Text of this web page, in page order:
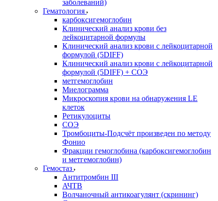
заболеваний)
Гематология
карбоксигемоглобин
Клинический анализ крови без
лейкоцитарной формулы
Клинический анализ крови с лейкоцитарной
формулой (5DIFF)
Клинический анализ крови с лейкоцитарной
формулой (5DIFF) + СОЭ
метгемоглобин
Миелограмма
Микроскопия крови на обнаружения LE
клеток
Ретикулоциты
СОЭ
Тромбоциты-Подсчёт произведен по методу
Фонио
Фракции гемоглобина (карбоксигемоглобин
и метгемоглобин)
Гемостаз
Антитромбин III
АЧТВ
Волчаночный антикоагулянт (скрининг)